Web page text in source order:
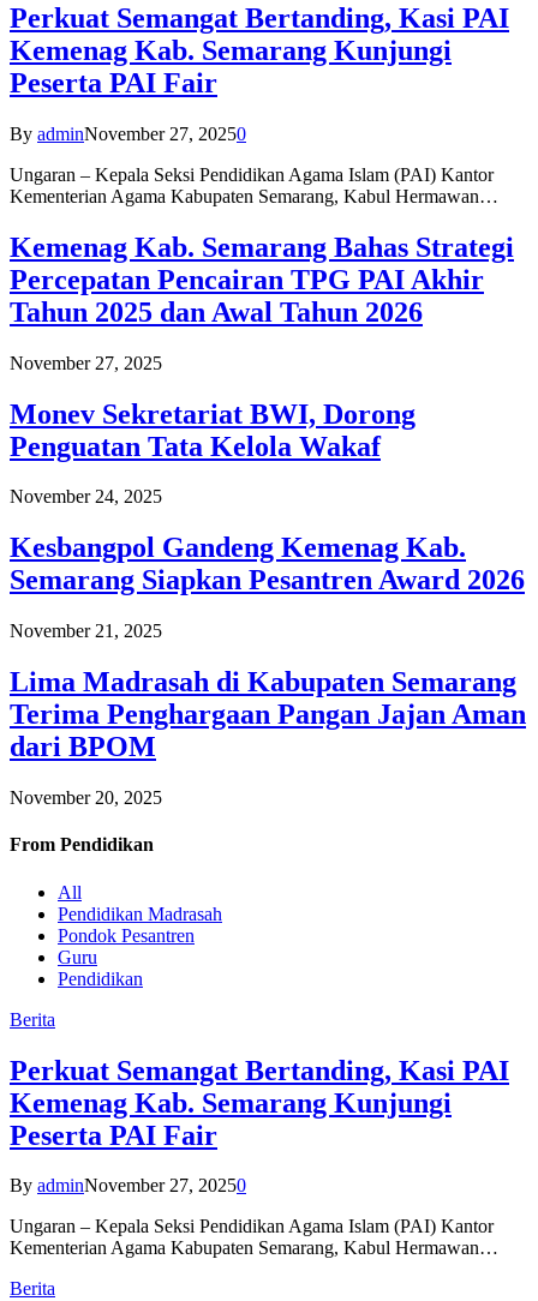
Perkuat Semangat Bertanding, Kasi PAI
Kemenag Kab. Semarang Kunjungi
Peserta PAI Fair
By adminNovember 27, 20250
Ungaran – Kepala Seksi Pendidikan Agama Islam (PAI) Kantor
Kementerian Agama Kabupaten Semarang, Kabul Hermawan…
Kemenag Kab. Semarang Bahas Strategi
Percepatan Pencairan TPG PAI Akhir
Tahun 2025 dan Awal Tahun 2026
November 27, 2025
Monev Sekretariat BWI, Dorong
Penguatan Tata Kelola Wakaf
November 24, 2025
Kesbangpol Gandeng Kemenag Kab.
Semarang Siapkan Pesantren Award 2026
November 21, 2025
Lima Madrasah di Kabupaten Semarang
Terima Penghargaan Pangan Jajan Aman
dari BPOM
November 20, 2025
From Pendidikan
All
Pendidikan Madrasah
Pondok Pesantren
Guru
Pendidikan
Berita
Perkuat Semangat Bertanding, Kasi PAI
Kemenag Kab. Semarang Kunjungi
Peserta PAI Fair
By adminNovember 27, 20250
Ungaran – Kepala Seksi Pendidikan Agama Islam (PAI) Kantor
Kementerian Agama Kabupaten Semarang, Kabul Hermawan…
Berita